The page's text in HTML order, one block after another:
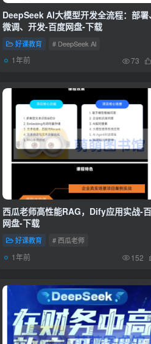
DeepSeek Al大模型开发全流程：部署、
微调、开发-百度网盘-下载
好课教育 # DeepSeek Al
1年前 73
西瓜老师高性能RAG，Dify应用实战-
网盘-下载
好课教育 # 西瓜老师
1年前 152